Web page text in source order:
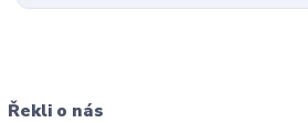
Řekli o nás